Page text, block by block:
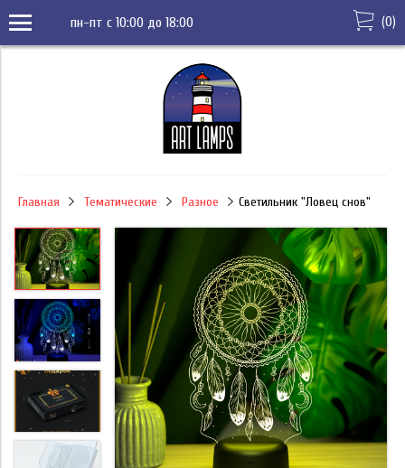
пн-пт с 10:00 до 18:00 (0)
Главная Тематические Разное Светильник "Ловец снов"